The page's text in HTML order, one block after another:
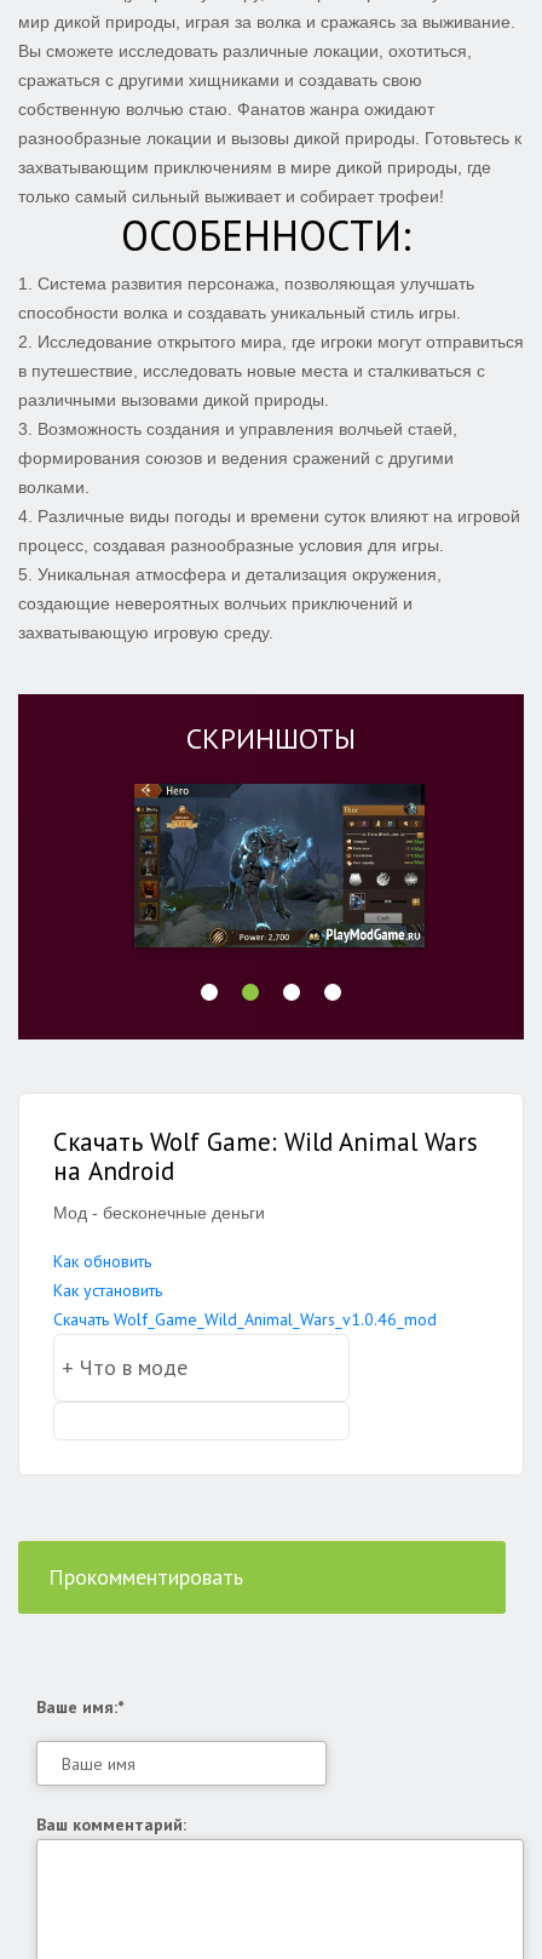
мир дикой природы, играя за волка и сражаясь за выживание.
Вы сможете исследовать различные локации, охотиться,
сражаться с другими хищниками и создавать свою
собственную волчью стаю. Фанатов жанра ожидают
разнообразные локации и вызовы дикой природы. Готовьтесь к
захватывающим приключениям в мире дикой природы, где
только самый сильный выживает и собирает трофеи!
ОСОБЕННОСТИ:
1. Система развития персонажа, позволяющая улучшать
способности волка и создавать уникальный стиль игры.
2. Исследование открытого мира, где игроки могут отправиться
в путешествие, исследовать новые места и сталкиваться с
различными вызовами дикой природы.
3. Возможность создания и управления волчьей стаей,
формирования союзов и ведения сражений с другими
волками.
4. Различные виды погоды и времени суток влияют на игровой
процесс, создавая разнообразные условия для игры.
5. Уникальная атмосфера и детализация окружения,
создающие невероятных волчьих приключений и
захватывающую игровую среду.
СКРИНШОТЫ
Скачать Wolf Game: Wild Animal Wars
на Android
Мод - бесконечные деньги
Как обновить
Как установить
Скачать Wolf_Game_Wild_Animal_Wars_v1.0.46_mod
Прокомментировать
Ваше имя:*
Ваш комментарий: